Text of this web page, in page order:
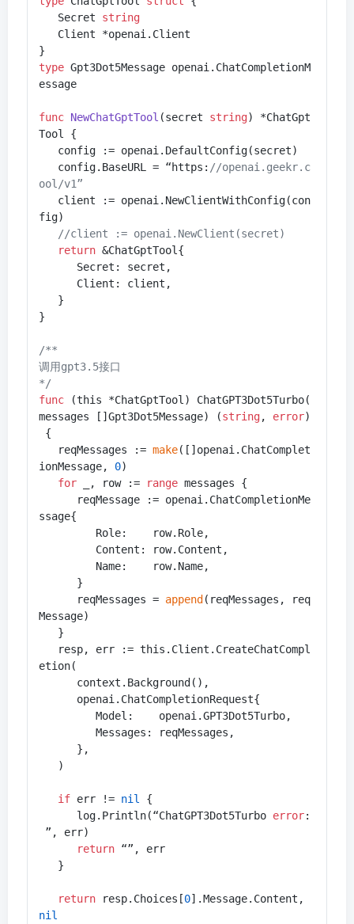
Secret string
Client *openai.Client
type Gpt3Dot5Message openai.ChatCompletionM
essage
func NewChatGptTool (secret string)
*ChatGpt
Tool {
config := openai.DefaultConfig(secret)
config.BaseURL = “https: //openai.geekr.c
ool/v1”
client := openai.NewClientWithConfig(con
fig)
//client := openai.NewClient(secret)
return &ChatGptTool{
Secret: secret,
Client: client,
}
}
/**
调用gpt3.5接口
*/
func
(this *ChatGptTool)
ChatGPT3Dot5Turbo(
messages []Gpt3Dot5Message) (string, error)
{
reqMessages := make([]openai.ChatComplet
ionMessage, 0)
for _, row := range messages {
reqMessage := openai.ChatCompletionMe
ssage{
Role:    row.Role,
Content: row.Content,
Name:    row.Name,
}
reqMessages = append (reqMessages, req
Message)
}
resp, err := this.Client.CreateChatCompl
etion(
context.Background(),
openai.ChatCompletionRequest{
Model:    openai.GPT3Dot5Turbo,
Messages: reqMessages,
},
)
if err != nil
{
log.Println(“ChatGPT3Dot5Turbo error:
”, err)
return “”, err
}
return resp.Choices[0].Message.Content,
nil